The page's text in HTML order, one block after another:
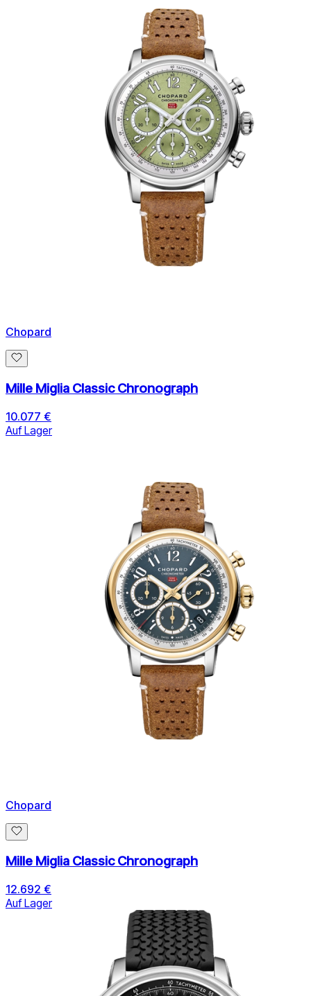
Chopard
Mille Miglia Classic Chronograph
10.077 €
Auf Lager
Chopard
Mille Miglia Classic Chronograph
12.692 €
Auf Lager